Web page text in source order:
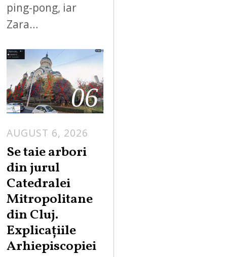
ping-pong, iar
Zara…
06
AUGUST 6, 2026
Se taie arbori
din jurul
Catedralei
Mitropolitane
din Cluj.
Explicațiile
Arhiepiscopiei